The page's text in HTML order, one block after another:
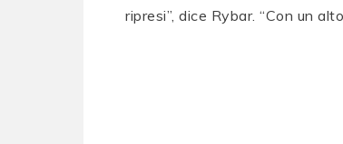
ripresi”, dice Rybar. “Con un